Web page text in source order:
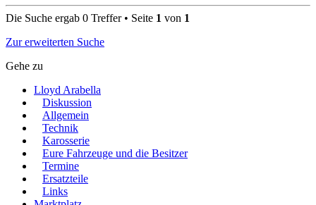
Die Suche ergab 0 Treffer • Seite 1 von 1
Zur erweiterten Suche
Gehe zu
Lloyd Arabella
Diskussion
Allgemein
Technik
Karosserie
Eure Fahrzeuge und die Besitzer
Termine
Ersatzteile
Links